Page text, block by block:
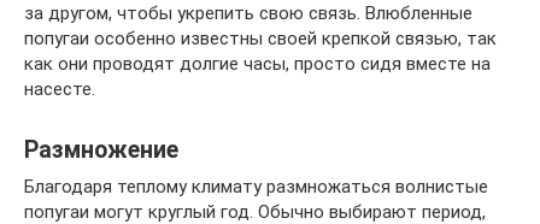
за другом, чтобы укрепить свою связь. Влюбленные
попугаи особенно известны своей крепкой связью, так
как они проводят долгие часы, просто сидя вместе на
насесте.
Размножение
Благодаря теплому климату размножаться волнистые
попугаи могут круглый год. Обычно выбирают период,